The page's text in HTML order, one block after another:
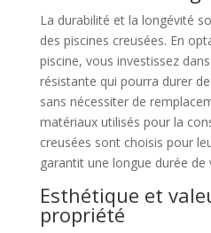
La durabilité et la longévité
des piscines creusées. En
piscine, vous investissez
résistante qui pourra durer
sans nécessiter de
matériaux utilisés pour la
creusées sont choisis pour
garantit une longue durée
Esthétique et
propriété